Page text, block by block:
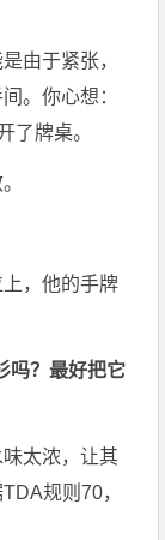
由于紧张，
。你心想：
了牌桌。
，他的手牌
吗？最好把它
太浓，让其
规则70，